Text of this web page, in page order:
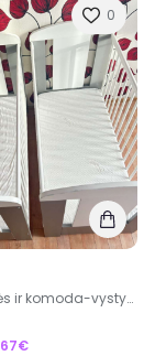
0
Drewex lovytės ir komoda-vystymo lenta